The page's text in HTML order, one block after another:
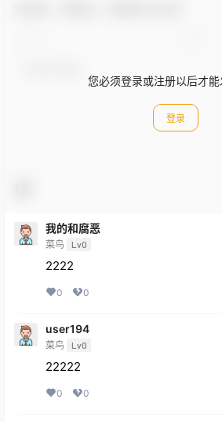
您必须登录或注册以后才
登录
我的和腐恶
菜鸟 Lv0
2222
0 0
user194
菜鸟 Lv0
22222
0 0